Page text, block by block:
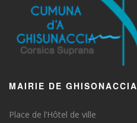
MAIRIE DE GHISONACCIA
Place de l’Hôtel de ville